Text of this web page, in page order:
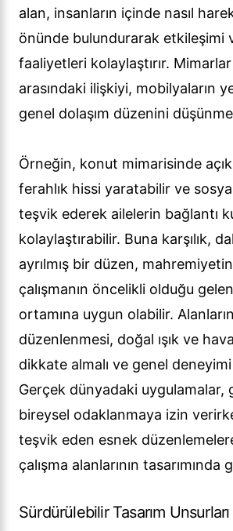
alan, insanların içinde nasıl
önünde bulundurarak etkileşimi
faaliyetleri kolaylaştırır.
arasındaki ilişkiyi, mobilyaların
genel dolaşım düzenini
Örneğin, konut mimarisinde
ferahlık hissi yaratabilir ve
teşvik ederek ailelerin bağlantı
kolaylaştırabilir. Buna karşılık,
ayrılmış bir düzen,
çalışmanın öncelikli olduğu
ortamına uygun olabilir. Alanların
düzenlenmesi, doğal ışık ve
dikkate almalı ve genel
Gerçek dünyadaki uygulamalar,
bireysel odaklanmaya izin
teşvik eden esnek
çalışma alanlarının tasarımında
Sürdürülebilir Tasarım Unsurları